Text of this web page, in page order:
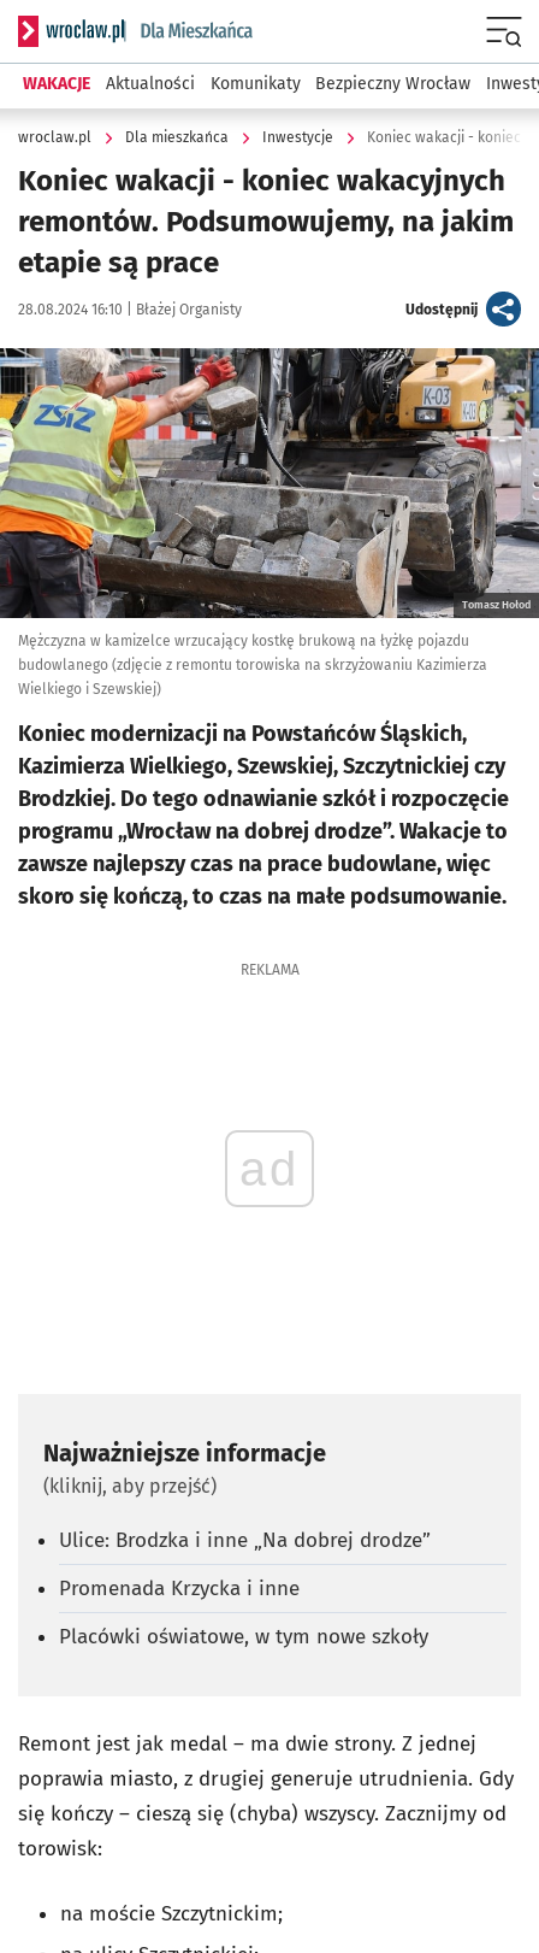
Serwis informacyjny wroclaw.pl podserwis: Dla mieszkańca
WAKACJE Aktualności Komunikaty Bezpieczny Wrocław
wroclaw.pl Dla mieszkańca Inwestycje Koniec wakacji - koniec
Koniec wakacji - koniec wakacyjnych
remontów. Podsumowujemy, na jakim
etapie są prace
Data publikacji:
28.08.2024 16:10 | Autor:
Błażej Organisty Udostępnijartykuł
Kliknij, aby powiększyć
Tomasz Hołod
Mężczyzna w kamizelce wrzucający kostkę brukową na łyżkę pojazdu
budowlanego (zdjęcie z remontu torowiska na skrzyżowaniu Kazimierza
Wielkiego i Szewskiej)
Koniec modernizacji na Powstańców Śląskich,
Kazimierza Wielkiego, Szewskiej, Szczytnickiej czy
Brodzkiej. Do tego odnawianie szkół i rozpoczęcie
programu „Wrocław na dobrej drodze”. Wakacje to
zawsze najlepszy czas na prace budowlane, więc
skoro się kończą, to czas na małe podsumowanie.
REKLAMA
ad
Najważniejsze informacje
(kliknij, aby przejść)
Ulice: Brodzka i inne „Na dobrej drodze”
Promenada Krzycka i inne
Placówki oświatowe, w tym nowe szkoły
Remont jest jak medal – ma dwie strony. Z jednej
poprawia miasto, z drugiej generuje utrudnienia. Gdy
się kończy – cieszą się (chyba) wszyscy. Zacznijmy od
torowisk:
na moście Szczytnickim;